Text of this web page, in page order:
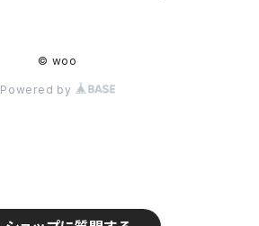
© woo
Powered by